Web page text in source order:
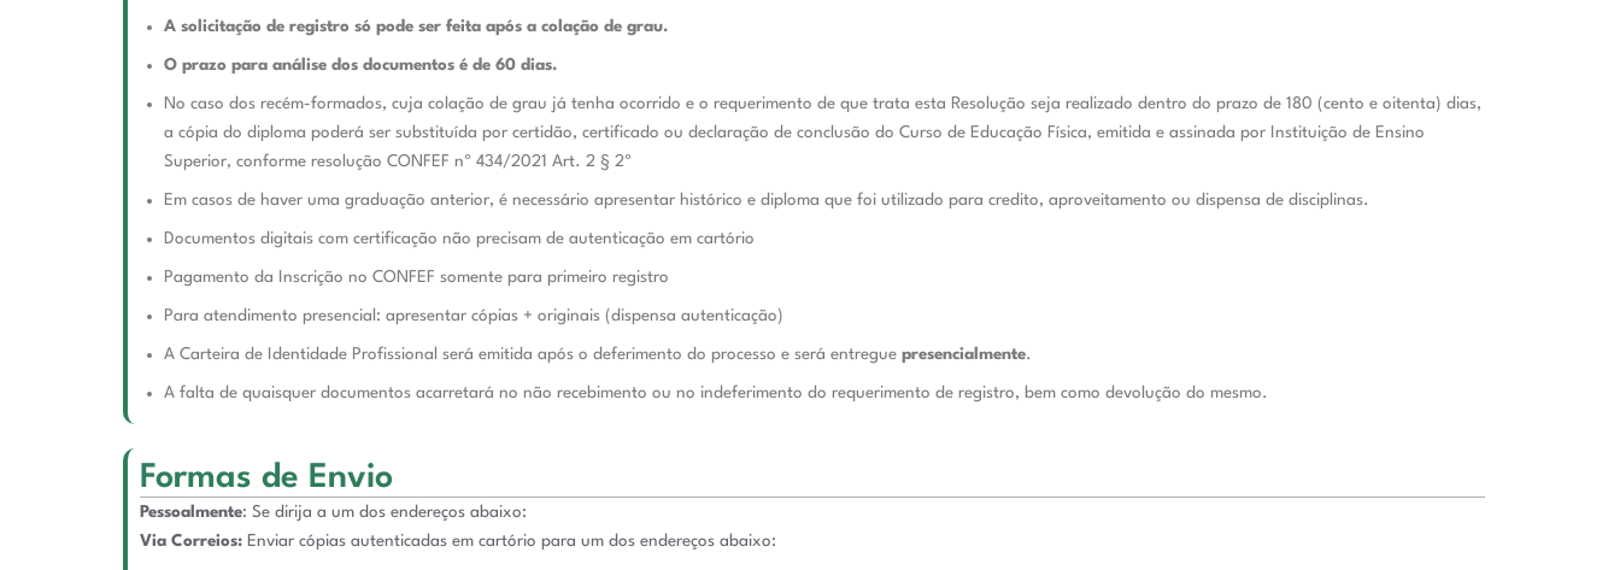
A solicitação de registro só pode ser feita após a colação de grau.
O prazo para análise dos documentos é de 60 dias.
No caso dos recém-formados, cuja colação de grau já tenha ocorrido e o requerimento de que trata esta Resolução seja realizado dentro do prazo de 180 (cento e oitenta) dias,
a cópia do diploma poderá ser substituída por certidão, certificado ou declaração de conclusão do Curso de Educação Física, emitida e assinada por Instituição de Ensino
Superior, conforme resolução CONFEF nº 434/2021 Art. 2 § 2º
Em casos de haver uma graduação anterior, é necessário apresentar histórico e diploma que foi utilizado para credito, aproveitamento ou dispensa de disciplinas.
Documentos digitais com certificação não precisam de autenticação em cartório
Pagamento da Inscrição no CONFEF somente para primeiro registro
Para atendimento presencial: apresentar cópias + originais (dispensa autenticação)
A Carteira de Identidade Profissional será emitida após o deferimento do processo e será entregue presencialmente.
A falta de quaisquer documentos acarretará no não recebimento ou no indeferimento do requerimento de registro, bem como devolução do mesmo.
Formas de Envio
Pessoalmente: Se dirija a um dos endereços abaixo:
Via Correios: Enviar cópias autenticadas em cartório para um dos endereços abaixo: